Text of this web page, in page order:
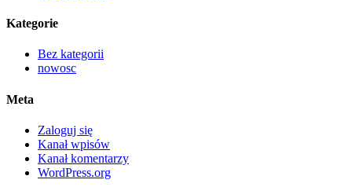
Kategorie
Bez kategorii
nowosc
Meta
Zaloguj się
Kanał wpisów
Kanał komentarzy
WordPress.org